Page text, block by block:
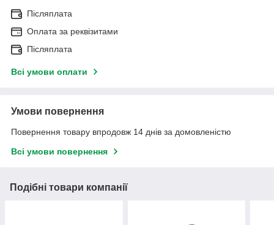
Післяплата
Оплата за реквізитами
Післяплата
Всі умови оплати
Умови повернення
Повернення товару впродовж 14 днів за домовленістю
Всі умови повернення
Подібні товари компанії